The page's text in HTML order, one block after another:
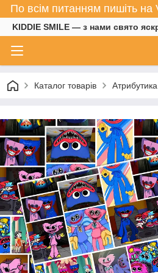
По всім питанням пишіть
KIDDIE SMILE — з нами свято
Каталог товарів